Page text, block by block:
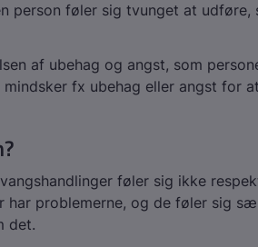
person føler sig tvunget at udføre,
af ubehag og angst, som
fx ubehag eller angst for
føler sig ikke
har problemerne, og de føler sig
det.